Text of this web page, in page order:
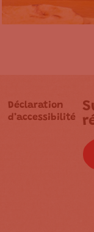
Déclaration
d’accessibilité